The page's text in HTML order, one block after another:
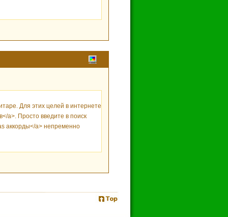
Для этих целей в интернете
a>. Просто введите в поиск
аккорды</a> непременно